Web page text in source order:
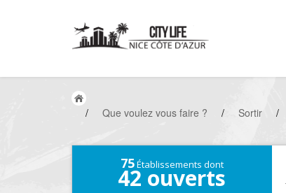
/ Que voulez vous faire ? / Sortir /
75Établissements dont
42 ouverts